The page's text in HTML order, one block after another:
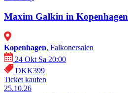
Maxim Galkin in
Kopenhagen, Falkonersalen
24 Okt Sa 20:00
DKK399
Ticket kaufen
25.10.26